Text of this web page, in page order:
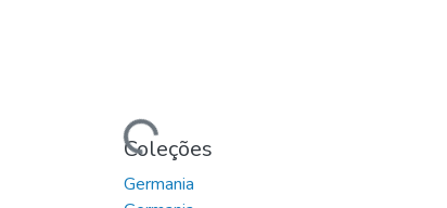
Carregando...
Coleções
Germania